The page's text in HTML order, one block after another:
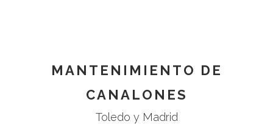
MANTENIMIENTO DE
CANALONES
Toledo y Madrid